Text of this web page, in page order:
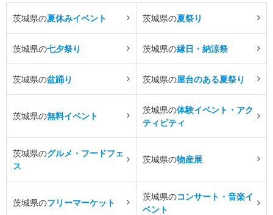
茨城県の夏休みイベント 茨城県の夏祭り
茨城県の七夕祭り 茨城県の縁日・納涼祭
茨城県の盆踊り 茨城県の屋台のある夏祭り
茨城県の無料イベント
茨城県の体験イベント・アク
ティビティ
茨城県のグルメ・フードフェ
ス
茨城県の物産展
茨城県のフリーマーケット
茨城県のコンサート・音楽イ
ベント